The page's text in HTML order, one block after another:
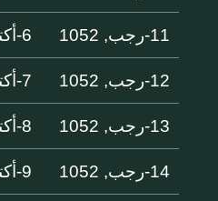
11-رجب, 1052 6-أكتوبر-1642
12-رجب, 1052 7-أكتوبر-1642
13-رجب, 1052 8-أكتوبر-1642
14-رجب, 1052 9-أكتوبر-1642